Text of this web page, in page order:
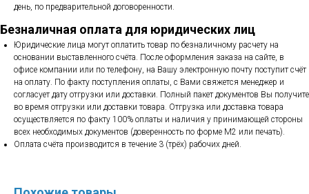
день, по предварительной договоренности.
Безналичная оплата для юридических лиц
Юридические лица могут оплатить товар по безналичному расчету на
основании выставленного счёта. После оформления заказа на сайте, в
офисе компании или по телефону, на Вашу электронную почту поступит счёт
на оплату. По факту поступления оплаты, с Вами свяжется менеджер и
согласует дату отгрузки или доставки. Полный пакет документов Вы получите
во время отгрузки или доставки товара. Отгрузка или доставка товара
осуществляется по факту 100% оплаты и наличия у принимающей стороны
всех необходимых документов (доверенность по форме М2 или печать).
Оплата счёта производится в течение 3 (трёх) рабочих дней.